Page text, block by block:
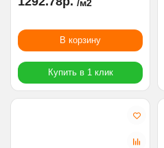
/м2
В корзину
Купить в 1 клик